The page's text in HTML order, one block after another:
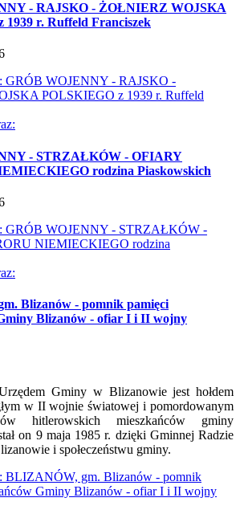
- RAJSKO - ŻOŁNIERZ WOJSKA
1939 r. Ruffeld Franciszek
GRÓB WOJENNY - RAJSKO -
POLSKIEGO z 1939 r. Ruffeld
- STRZAŁKÓW - OFIARY
rodzina Piaskowskich
GRÓB WOJENNY - STRZAŁKÓW -
NIEMIECKIEGO rodzina
Blizanów - pomnik pamięci
Blizanów - ofiar I i II wojny
Gminy w Blizanowie jest hołdem
w II wojnie światowej i pomordowanym
hitlerowskich mieszkańców gminy
on 9 maja 1985 r. dzięki Gminnej Radzie
i społeczeństwu gminy.
BLIZANÓW, gm. Blizanów - pomnik
Gminy Blizanów - ofiar I i II wojny